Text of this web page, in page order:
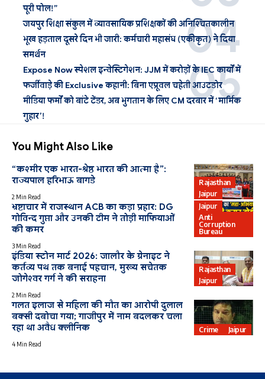
पूरी पोल!”
जयपुर शिक्षा संकुल में व्यावसायिक प्रशिक्षकों की अनिश्चितकालीन
भूख हड़ताल दूसरे दिन भी जारी: कर्मचारी महासंघ (एकीकृत) ने दिया
समर्थन
Expose Now स्पेशल इन्वेस्टिगेशन: JJM में करोड़ों के IEC कार्यों में
फर्जीवाड़े की Exclusive कहानी: बिना एप्रूवल चहेती आउटडोर
मीडिया फर्मों को बांटे टेंडर, अब भुगतान के लिए CM दरबार में ‘मार्मिक
गुहार’!
You Might Also Like
Rajasthan
Jaipur
“कश्मीर एक भारत-श्रेष्ठ भारत की आत्मा है”:
राज्यपाल हरिभाऊ बागडे
2 Min Read
Jaipur
Anti
Corruption
Bureau
भ्रष्टाचार में राजस्थान ACB का कड़ा प्रहार: DG
गोविन्द गुप्ता और उनकी टीम ने तोड़ी माफियाओं
की कमर
3 Min Read
Rajasthan
Jaipur
इंडिया स्टोन मार्ट 2026: जालौर के ग्रेनाइट ने
कर्तव्य पथ तक बनाई पहचान, मुख्य सचेतक
जोगेश्वर गर्ग ने की सराहना
2 Min Read
Crime Jaipur
गलत इलाज से महिला की मौत का आरोपी दुलाल
बक्सी दबोचा गया; गाजीपुर में नाम बदलकर चला
रहा था अवैध क्लीनिक
4 Min Read